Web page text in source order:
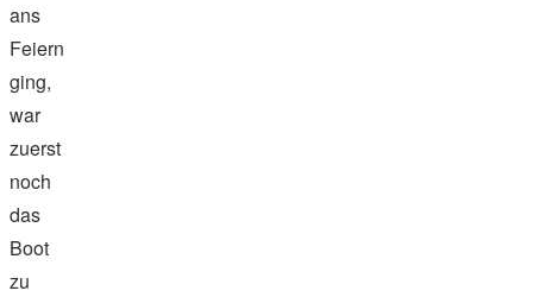
ans
Feiern
ging,
war
zuerst
noch
das
Boot
zu